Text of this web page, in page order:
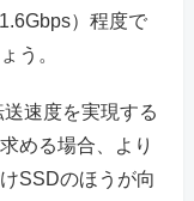
）程度で
う。
速度を実現する
める場合、より
SSDのほうが向